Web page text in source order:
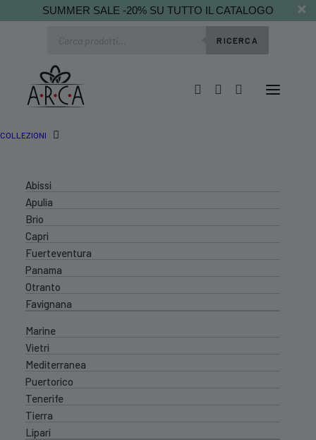
SUMMER SALE -20% SU TUTTO IL CATALOGO
RICERCA
COLLEZIONI
Abissi
Apulia
Brio
Capri
Fuerteventura
Panama
Otranto
Favignana
Marine
Vietri
Mediterranea
Puertorico
Tenerife
Tierra
Lipari